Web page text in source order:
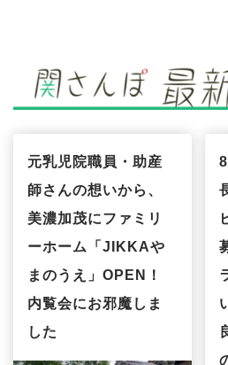
e
b
o
k
元乳児院職員・助産
師さんの想いから、
美濃加茂にファミリ
ーホーム「JIKKAや
まのうえ」OPEN！
内覧会にお邪魔しま
した